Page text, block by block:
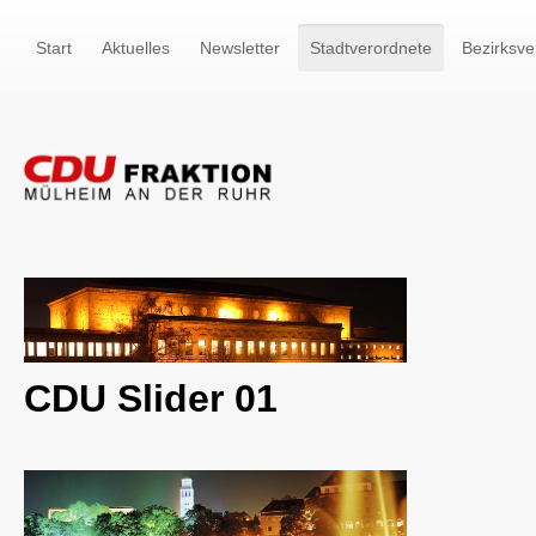
Start Aktuelles Newsletter Stadtverordnete
CDU Slider 01